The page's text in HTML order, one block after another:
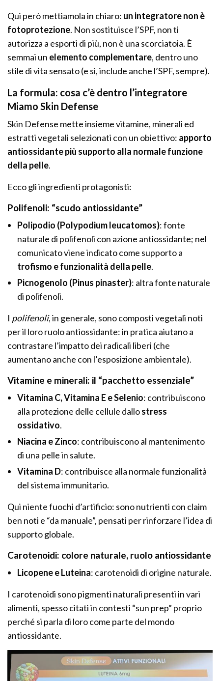
Qui però mettiamola in chiaro: un integratore non è
fotoprotezione. Non sostituisce l’SPF, non ti
autorizza a esporti di più, non è una scorciatoia. È
semmai un elemento complementare, dentro uno
stile di vita sensato (e sì, include anche l’SPF, sempre).
La formula: cosa c’è dentro l’integratore
Miamo Skin Defense
Skin Defense mette insieme vitamine, minerali ed
estratti vegetali selezionati con un obiettivo: apporto
antiossidante più supporto alla normale funzione
della pelle.
Ecco gli ingredienti protagonisti:
Polifenoli: “scudo antiossidante”
Polipodio (Polypodium leucatomos): fonte
naturale di polifenoli con azione antiossidante; nel
comunicato viene indicato come supporto a
trofismo e funzionalità della pelle.
Picnogenolo (Pinus pinaster): altra fonte naturale
di polifenoli.
I polifenoli, in generale, sono composti vegetali noti
per il loro ruolo antiossidante: in pratica aiutano a
contrastare l’impatto dei radicali liberi (che
aumentano anche con l’esposizione ambientale).
Vitamine e minerali: il “pacchetto essenziale”
Vitamina C, Vitamina E e Selenio: contribuiscono
alla protezione delle cellule dallostress
ossidativo.
Niacina e Zinco: contribuiscono al mantenimento
di una pelle in salute.
Vitamina D: contribuisce alla normale funzionalità
del sistema immunitario.
Qui niente fuochi d’artificio: sono nutrienti con claim
ben noti e “da manuale”, pensati per rinforzare l’idea di
supporto globale.
Carotenoidi: colore naturale, ruolo antiossidante
Licopene e Luteina: carotenoidi di origine naturale.
I carotenoidi sono pigmenti naturali presenti in vari
alimenti, spesso citati in contesti “sun prep” proprio
perché si parla di loro come parte del mondo
antiossidante.